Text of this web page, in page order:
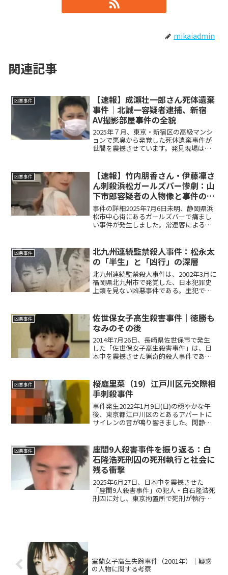
mikaiadmin
関連記事
凶悪事件
【速報】成瀬壮一郎さん死体遺棄
事件｜北誠一容疑者逮捕、新宿
AV撮影部屋事件の全貌
2025年７月、東京・新宿区の高級マンシ
ョンで悪臭から発覚した死体遺棄事件が
世間を震撼させています。発見現場はア
の闇が浮き彫りになりました。警視庁は
容疑者の北誠一（き...
凶悪事件
【速報】竹内朋香さん・伊藤凜さ
ん刺殺――浜松ガールズバー惨劇：山
下市郎容疑者の人物像と事件の全
貌
事件の詳細2025年7月6日未明、静岡県浜
松市中心街にあるガールズバーで痛まし
い事件が発生しました。常連客による凶
す。発生日時：2025年7月6日 午前1時ご
ろ発生場所...
凶悪事件
北九州連続監禁殺人事件：松永太
の「半生」と「凶行」の深層
北九州連続監禁殺人事件は、2002年3月に
福岡県北九州市で発覚した、日本犯罪史
上類を見ない凶悪事件である。主犯であ
く、長期間にわたる監禁、想像を絶する
虐待、そして「家族...
凶悪事件
佐世保女子高生殺害事件｜徳勝も
なみのその後
2014年7月26日、長崎県佐世保市で発生
した「佐世保女子高生殺害事件」は、日
本中を震撼させた猟奇的殺人事件であ
いう事実は、多くの人々に言葉を失わせ
た。加害者の徳勝も...
凶悪事件
桜庭里菜（19）江戸川区元交際相
手刺殺事件
事件発生2022年1月9日(日)の穏やかな午
後、東京都江戸川区のとあるアパートに
サイレンの音が鳴り響きました。閑静な
と必死に訴える若い男性の震えた声――電話
の主は佐...
凶悪事件
座間9人殺害事件を振り返る：白
石隆浩死刑囚の死刑執行と社会に
残る衝撃
2025年6月27日、日本中を震撼させた
「座間9人殺害事件」の犯人・白石隆浩死
刑囚に対し、東京拘置所で死刑が執行さ
室蘭女子高生失踪事件（2001年）｜疑惑
の人物に関する考察